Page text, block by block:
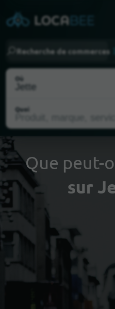
Recherche de commerces
Où
Quoi
Choisir ma localisation
Que peut-
sur